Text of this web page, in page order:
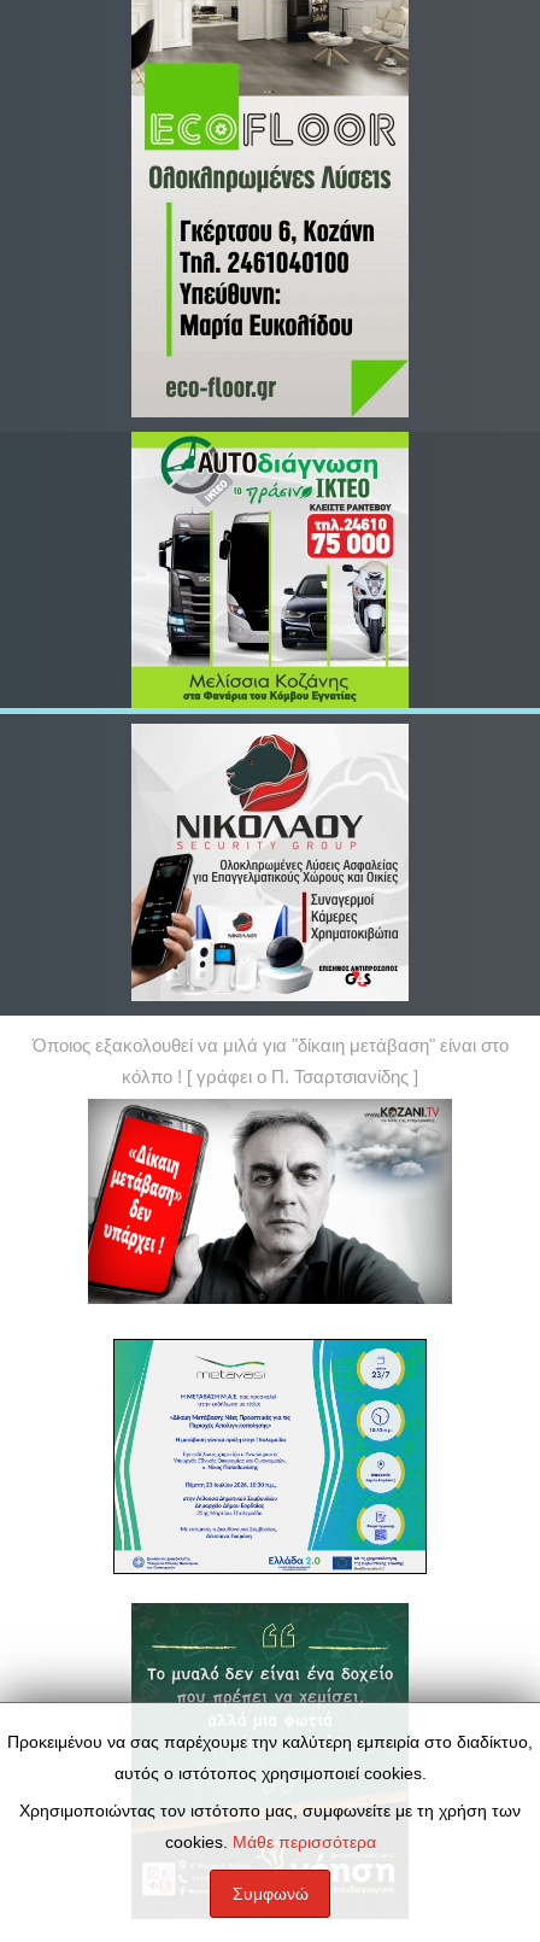
Προκειμένου να σας παρέχουμε την καλύτερη εμπειρία στο διαδίκτυο,
αυτός ο ιστότοπος χρησιμοποιεί cookies.
Χρησιμοποιώντας τον ιστότοπο μας, συμφωνείτε με τη χρήση των
cookies. Μάθε περισσότερα
Συμφωνώ
Όποιος εξακολουθεί να μιλά για "δίκαιη μετάβαση" είναι στο
κόλπο ! [ γράφει ο Π. Τσαρτσιανίδης ]